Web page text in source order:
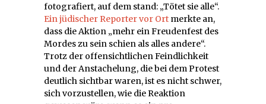
fotografiert, auf dem stand: „Tötet sie alle“.
Ein jüdischer Reporter vor Ort merkte an,
dass die Aktion „mehr ein Freudenfest des
Mordes zu sein schien als alles andere“.
Trotz der offensichtlichen Feindlichkeit
und der Anstachelung, die bei dem Protest
deutlich sichtbar waren, ist es nicht schwer,
sich vorzustellen, wie die Reaktion